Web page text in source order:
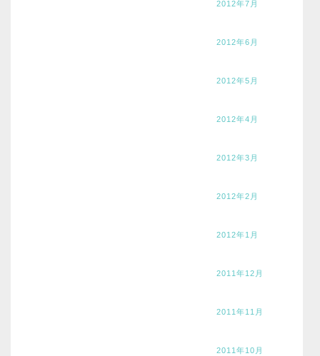
2012年7月
2012年6月
2012年5月
2012年4月
2012年3月
2012年2月
2012年1月
2011年12月
2011年11月
2011年10月